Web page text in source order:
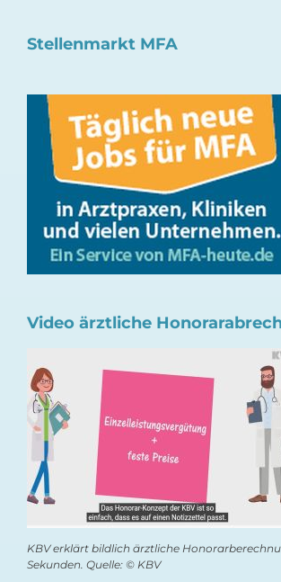
Stellenmarkt MFA
Video ärztliche
KBV erklärt bildlich ärztliche
Sekunden. Quelle: © KBV